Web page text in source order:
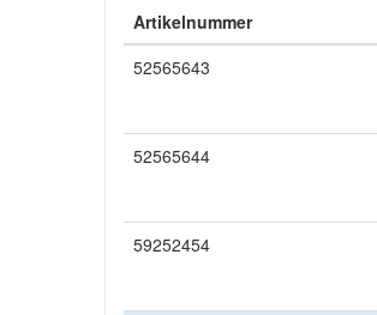
Artikelnummer
52565643
52565644
59252454